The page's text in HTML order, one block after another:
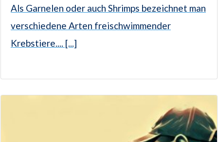
Als Garnelen oder auch Shrimps bezeichnet man
verschiedene Arten freischwimmender
Krebstiere.... [...]